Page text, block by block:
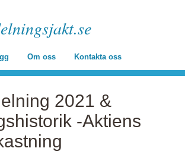
Om oss Kontakta oss
2021 &
-Aktiens